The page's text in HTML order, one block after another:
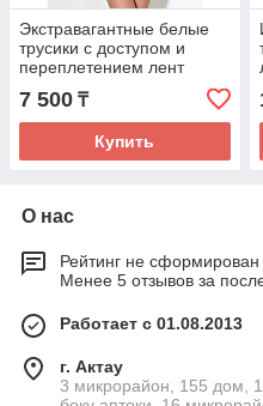
Экстравагантные белые
трусики с доступом и
переплетением лент
сзади (Easy to love)
7 500 ₸
Купить
О нас
Рейтинг не сформирован
Менее 5 отзывов за
Работает с 01.08.2013
г. Актау
3 микрорайон, 155 дом,